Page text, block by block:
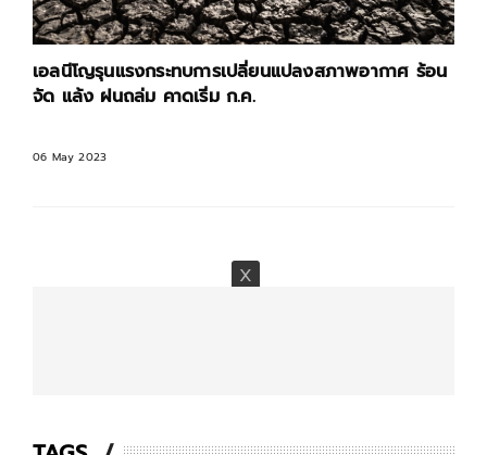
เอลนีโญรุนแรงกระทบการเปลี่ยนแปลงสภาพอากาศ ร้อน
จัด แล้ง ฝนถล่ม คาดเริ่ม ก.ค.
06 May 2023